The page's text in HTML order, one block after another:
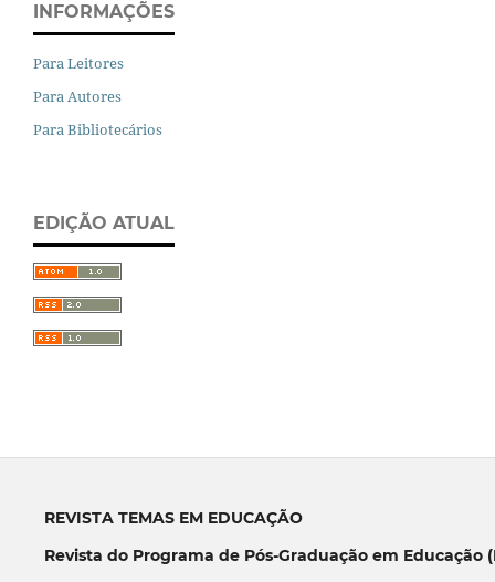
INFORMAÇÕES
Para Leitores
Para Autores
Para Bibliotecários
EDIÇÃO ATUAL
REVISTA TEMAS EM EDUCAÇÃO
Revista do Programa de Pós-Graduação em Educação